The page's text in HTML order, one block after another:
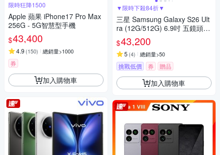
限時狂降1500
Apple 蘋果 iPhone17 Pro Max
256G - 5G智慧型手機
$43,400
4.9 (150) 總銷量>1000
券
加入購物車
▼限時下殺84折▼
三星 Samsung Galaxy S26 Ult
ra (12G/512G) 6.9吋 五鏡頭智
慧手機
$43,200
5 (4) 總銷量>50
挑戰低價 券 贈品
加入購物車